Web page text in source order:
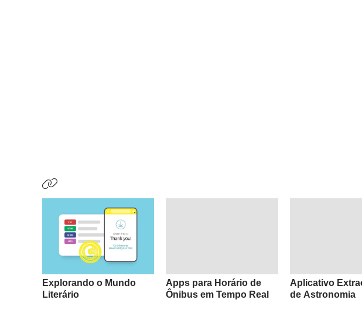
Explorando o Mundo
Literário
Apps para Horário de
Ônibus em Tempo Real
Aplicativo
de Astronomia